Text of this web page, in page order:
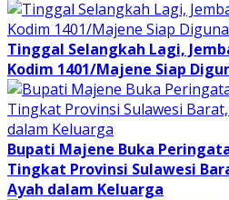
Tinggal Selangkah Lagi,
Kodim 1401/Majene Siap
Bupati Majene Buka
Tingkat Provinsi Sulawesi
Ayah dalam Keluarga